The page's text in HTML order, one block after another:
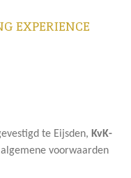
EXPERIENCE
te Eijsden, KvK-
voorwaarden